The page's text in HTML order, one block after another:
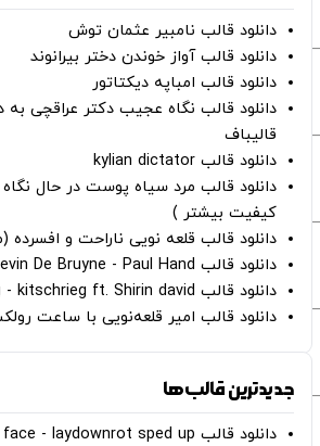
دانلود قالب نامبیر عثمان ‌توش
دانلود قالب آواز خوندن دختر بیرانوند
دانلود قالب امباپه دیکتاتور
دانلود قالب نگاه عجیب دکتر عراقچی به
قالیباف
دانلود قالب kylian dictator
کیفیت بیشتر )
دانلود قالب قلعه نویی ناراحت و افسرده
دانلود قالب Oh Kevin De Bruyne - Paul Hand
دانلود قالب Gut Genug - kitschrieg ft. Shirin david
دانلود قالب امیر قلعه‌نویی با ساعت
جدیدترین قالب‌ها
دانلود قالب perfect face - laydownrot sped up